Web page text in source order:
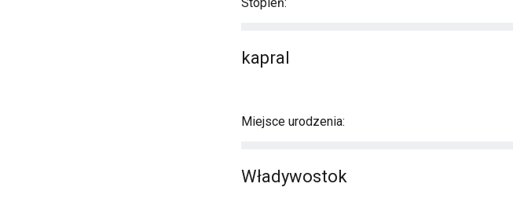
kapral
Miejsce urodzenia:
Władywostok